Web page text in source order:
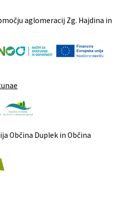
aglomeracij Zg. Hajdina in
Občina Duplek in Občina